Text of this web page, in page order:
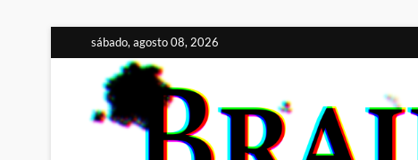
al
contenido
sábado, agosto 08, 2026